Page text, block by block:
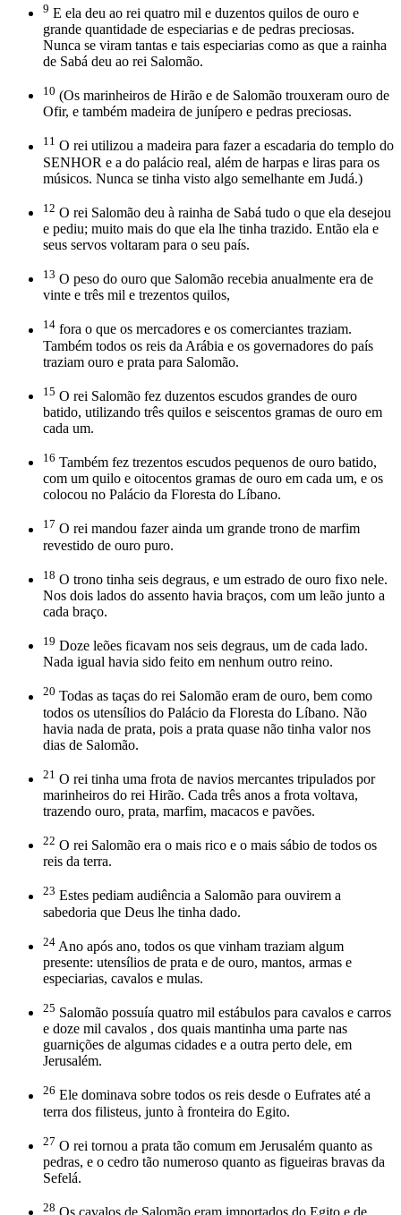
9 E ela deu ao rei quatro mil e duzentos quilos de ouro e
grande quantidade de especiarias e de pedras preciosas.
Nunca se viram tantas e tais especiarias como as que a rainha
de Sabá deu ao rei Salomão.
10 (Os marinheiros de Hirão e de Salomão trouxeram ouro de
Ofir, e também madeira de junípero e pedras preciosas.
11 O rei utilizou a madeira para fazer a escadaria do templo do
SENHOR e a do palácio real, além de harpas e liras para os
músicos. Nunca se tinha visto algo semelhante em Judá.)
12 O rei Salomão deu à rainha de Sabá tudo o que ela desejou
e pediu; muito mais do que ela lhe tinha trazido. Então ela e
seus servos voltaram para o seu país.
13 O peso do ouro que Salomão recebia anualmente era de
vinte e três mil e trezentos quilos,
14 fora o que os mercadores e os comerciantes traziam.
Também todos os reis da Arábia e os governadores do país
traziam ouro e prata para Salomão.
15 O rei Salomão fez duzentos escudos grandes de ouro
batido, utilizando três quilos e seiscentos gramas de ouro em
cada um.
16 Também fez trezentos escudos pequenos de ouro batido,
com um quilo e oitocentos gramas de ouro em cada um, e os
colocou no Palácio da Floresta do Líbano.
17 O rei mandou fazer ainda um grande trono de marfim
revestido de ouro puro.
18 O trono tinha seis degraus, e um estrado de ouro fixo nele.
Nos dois lados do assento havia braços, com um leão junto a
cada braço.
19 Doze leões ficavam nos seis degraus, um de cada lado.
Nada igual havia sido feito em nenhum outro reino.
20 Todas as taças do rei Salomão eram de ouro, bem como
todos os utensílios do Palácio da Floresta do Líbano. Não
havia nada de prata, pois a prata quase não tinha valor nos
dias de Salomão.
21 O rei tinha uma frota de navios mercantes tripulados por
marinheiros do rei Hirão. Cada três anos a frota voltava,
trazendo ouro, prata, marfim, macacos e pavões.
22 O rei Salomão era o mais rico e o mais sábio de todos os
reis da terra.
23 Estes pediam audiência a Salomão para ouvirem a
sabedoria que Deus lhe tinha dado.
24 Ano após ano, todos os que vinham traziam algum
presente: utensílios de prata e de ouro, mantos, armas e
especiarias, cavalos e mulas.
25 Salomão possuía quatro mil estábulos para cavalos e carros
e doze mil cavalos , dos quais mantinha uma parte nas
guarnições de algumas cidades e a outra perto dele, em
Jerusalém.
26 Ele dominava sobre todos os reis desde o Eufrates até a
terra dos filisteus, junto à fronteira do Egito.
27 O rei tornou a prata tão comum em Jerusalém quanto as
pedras, e o cedro tão numeroso quanto as figueiras bravas da
Sefelá.
28